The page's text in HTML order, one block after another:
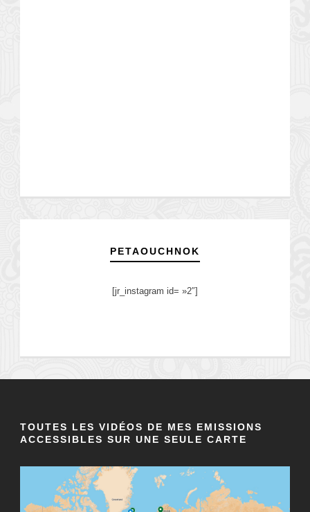
PETAOUCHNOK
[jr_instagram id= »2″]
TOUTES LES VIDÉOS DE MES EMISSIONS
ACCESSIBLES SUR UNE SEULE CARTE